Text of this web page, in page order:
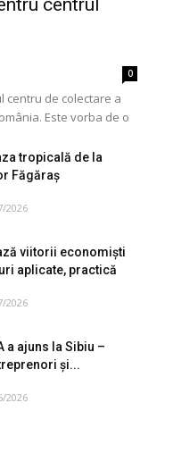
0
centru de colectare a
Este vorba de o
tropicală de la
Făgăraș
2026
viitorii economiști
aplicate, practică
2026
a ajuns la Sibiu –
și...
2026